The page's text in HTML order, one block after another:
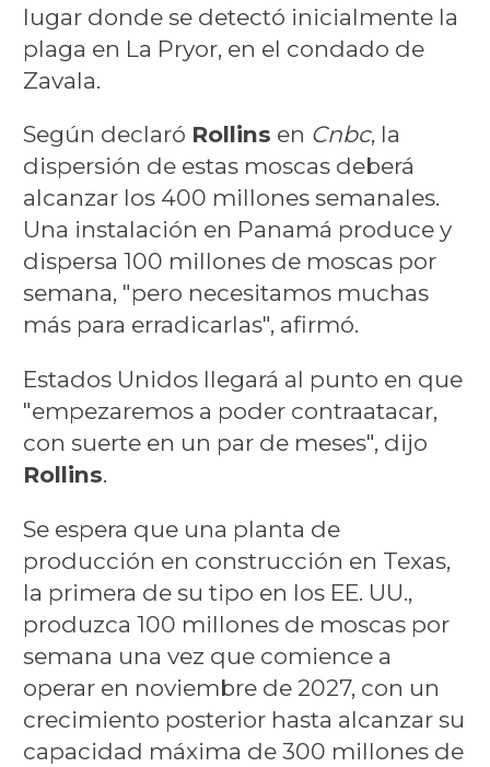
lugar donde se detectó inicialmente la
plaga en La Pryor, en el condado de
Zavala.
Según declaró Rollins en Cnbc, la
dispersión de estas moscas deberá
alcanzar los 400 millones semanales.
Una instalación en Panamá produce y
dispersa 100 millones de moscas por
semana, "pero necesitamos muchas
más para erradicarlas", afirmó.
Estados Unidos llegará al punto en que
"empezaremos a poder contraatacar,
con suerte en un par de meses", dijo
Rollins.
Se espera que una planta de
producción en construcción en Texas,
la primera de su tipo en los EE. UU.,
produzca 100 millones de moscas por
semana una vez que comience a
operar en noviembre de 2027, con un
crecimiento posterior hasta alcanzar su
capacidad máxima de 300 millones de